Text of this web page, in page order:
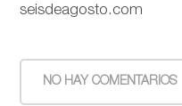
seisdeagosto.com
NO HAY COMENTARIOS